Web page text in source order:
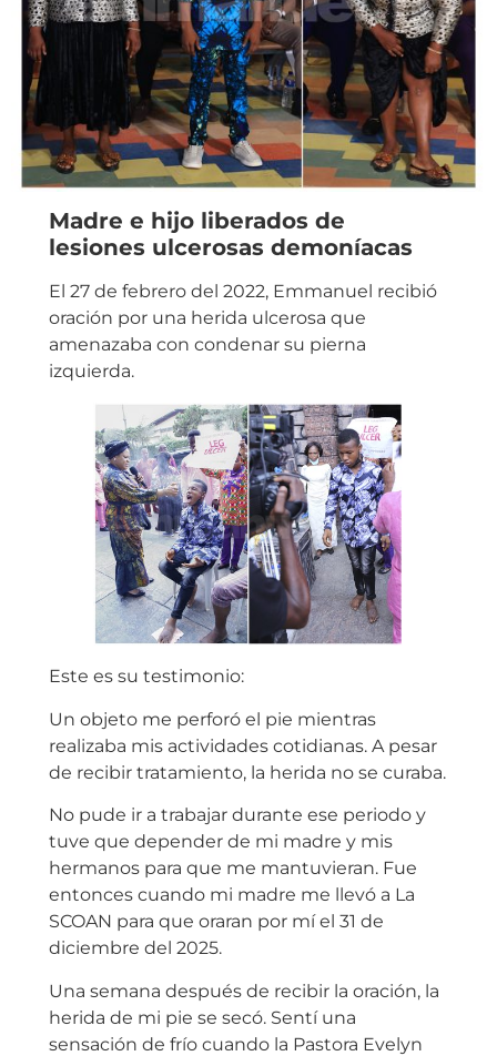
Madre e hijo liberados de
lesiones ulcerosas demoníacas
El 27 de febrero del 2022, Emmanuel recibió
oración por una herida ulcerosa que
amenazaba con condenar su pierna
izquierda.
Este es su testimonio:
Un objeto me perforó el pie mientras
realizaba mis actividades cotidianas. A pesar
de recibir tratamiento, la herida no se curaba.
No pude ir a trabajar durante ese periodo y
tuve que depender de mi madre y mis
hermanos para que me mantuvieran. Fue
entonces cuando mi madre me llevó a La
SCOAN para que oraran por mí el 31 de
diciembre del 2025.
Una semana después de recibir la oración, la
herida de mi pie se secó. Sentí una
sensación de frío cuando la Pastora Evelyn